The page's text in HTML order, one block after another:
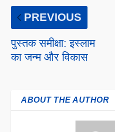
PREVIOUS
पुस्तक समीक्षा: इस्लाम
का जन्म और विकास
ABOUT THE AUTHOR